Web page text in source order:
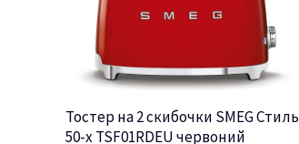
Тостер на 2 скибочки SMEG Стиль
50-х TSF01RDEU червоний